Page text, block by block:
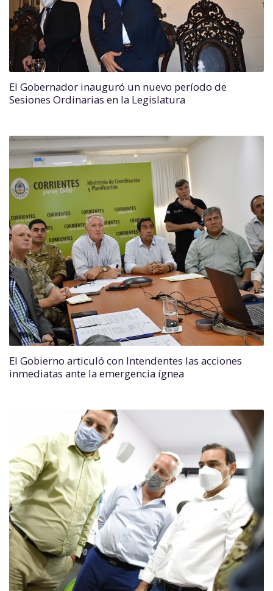
El Gobernador inauguró un nuevo período de
Sesiones Ordinarias en la Legislatura
El Gobierno articuló con Intendentes las acciones
inmediatas ante la emergencia ígnea